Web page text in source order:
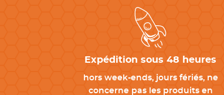
Expédition sous 48 heures
hors week-ends, jours fériés, ne
concerne pas les produits en